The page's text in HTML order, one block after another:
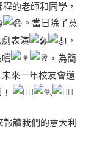
的老師和同學，
。當日除了意
表演
，
嚐
，為簡
來一年校友會還
讀我們的意大利